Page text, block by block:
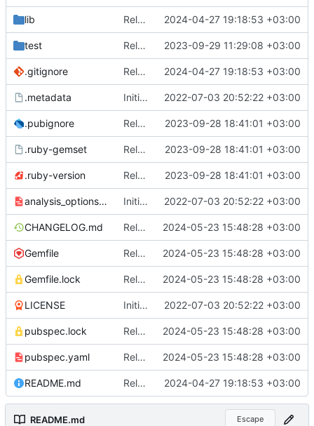
lib Release 1.4.0 2024-04-27 19:18:53 +03:00
test Release 1.2.2 2023-09-29 11:29:08 +03:00
.gitignore Release 1.4.0 2024-04-27 19:18:53 +03:00
.metadata Initial commit 2022-07-03 20:52:22 +03:00
.pubignore Release 1.2.1 2023-09-28 18:41:01 +03:00
.ruby-gemset Release 1.2.1 2023-09-28 18:41:01 +03:00
.ruby-version Release 1.2.1 2023-09-28 18:41:01 +03:00
analysis_options.yaml Initial commit 2022-07-03 20:52:22 +03:00
CHANGELOG.md Release 1.5.0 2024-05-23 15:48:28 +03:00
Gemfile Release 1.5.0 2024-05-23 15:48:28 +03:00
Gemfile.lock Release 1.5.0 2024-05-23 15:48:28 +03:00
LICENSE Initial commit 2022-07-03 20:52:22 +03:00
pubspec.lock Release 1.5.0 2024-05-23 15:48:28 +03:00
pubspec.yaml Release 1.5.0 2024-05-23 15:48:28 +03:00
README.md Release 1.4.0 2024-04-27 19:18:53 +03:00
README.md Escape